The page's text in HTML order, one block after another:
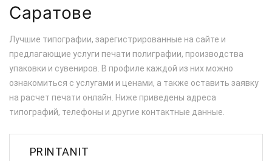
Саратове
Лучшие типографии, зарегистрированные на сайте и
предлагающие услуги печати полиграфии, производства
упаковки и сувениров. В профиле каждой из них можно
ознакомиться с услугами и ценами, а также оставить заявку
на расчет печати онлайн. Ниже приведены адреса
типографий, телефоны и другие контактные данные.
PRINTANIT